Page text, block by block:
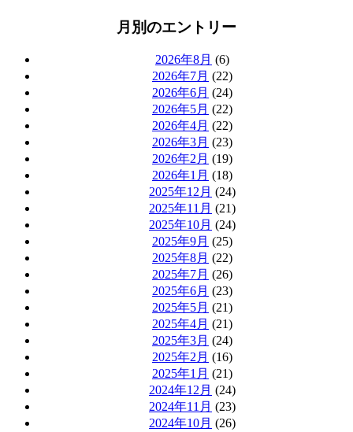
月別のエントリー
2026年8月 (6)
2026年7月 (22)
2026年6月 (24)
2026年5月 (22)
2026年4月 (22)
2026年3月 (23)
2026年2月 (19)
2026年1月 (18)
2025年12月 (24)
2025年11月 (21)
2025年10月 (24)
2025年9月 (25)
2025年8月 (22)
2025年7月 (26)
2025年6月 (23)
2025年5月 (21)
2025年4月 (21)
2025年3月 (24)
2025年2月 (16)
2025年1月 (21)
2024年12月 (24)
2024年11月 (23)
2024年10月 (26)